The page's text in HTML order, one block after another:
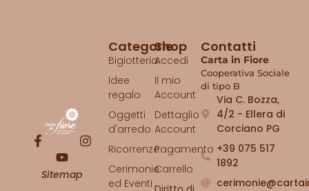
Sitemap
Contatti
Carta in Fiore
Cooperativa Sociale
di tipo B
Via C. Bozza,
4/2 - Ellera di
Corciano PG
+39 075 517
1892
Shop
Accedi
Il mio
Account
Dettaglio
Account
Pagamento
Carrello
Categorie
Bigiotteria
Idee
regalo
Oggetti
d'arredo
Ricorrenze
Cerimonie
ed Eventi